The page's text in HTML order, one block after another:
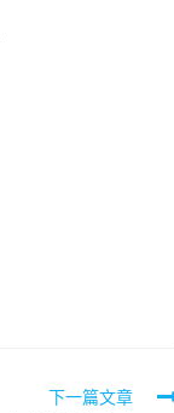
下一篇文章